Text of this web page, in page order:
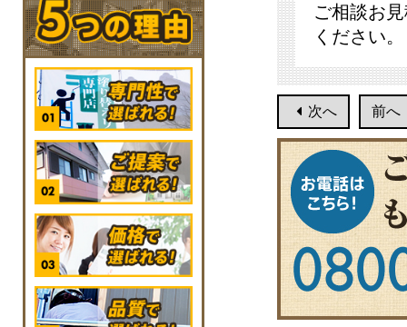
ご相談お
ください。
次へ 前へ